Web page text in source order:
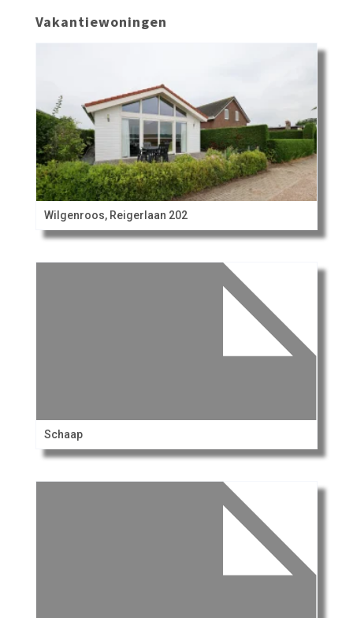
Vakantiewoningen
Wilgenroos, Reigerlaan 202
Schaap